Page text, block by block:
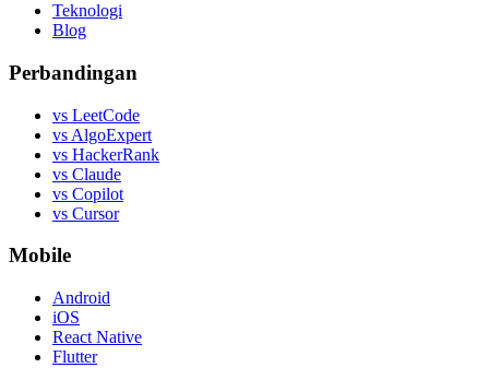
Teknologi
Blog
Perbandingan
vs LeetCode
vs AlgoExpert
vs HackerRank
vs Claude
vs Copilot
vs Cursor
Mobile
Android
iOS
React Native
Flutter